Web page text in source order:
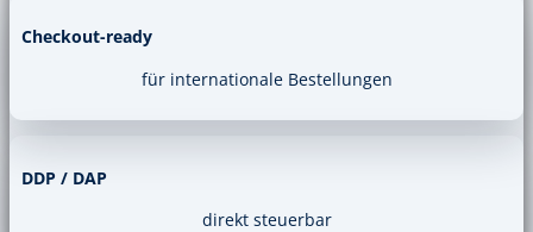
Checkout-ready
für internationale Bestellungen
DDP / DAP
direkt steuerbar